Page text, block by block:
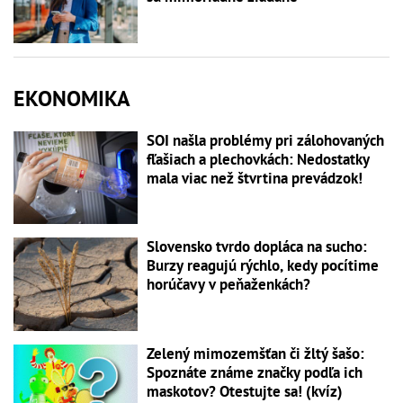
EKONOMIKA
SOI našla problémy pri zálohovaných
fľašiach a plechovkách: Nedostatky
mala viac než štvrtina prevádzok!
Slovensko tvrdo dopláca na sucho:
Burzy reagujú rýchlo, kedy pocítime
horúčavy v peňaženkách?
Zelený mimozemšťan či žltý šašo:
Spoznáte známe značky podľa ich
maskotov? Otestujte sa! (kvíz)